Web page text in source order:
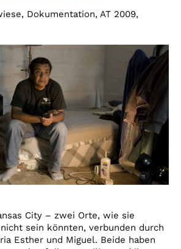
Dokumentation, AT 2009,
City – zwei Orte, wie sie
sein könnten, verbunden durch
Esther und Miguel. Beide haben